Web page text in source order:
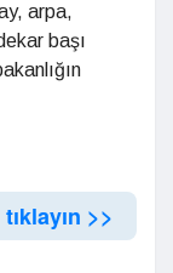
arpa,
başı
>>